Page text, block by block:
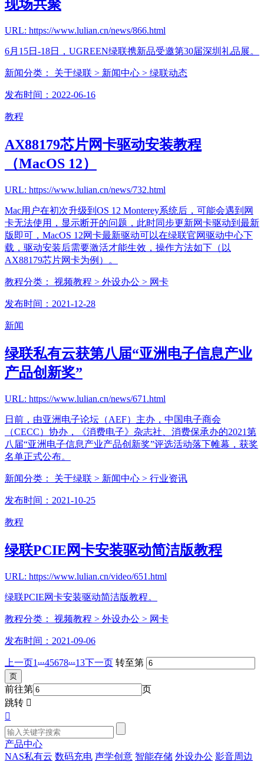
现场共聚
URL: https://www.lulian.cn/news/866.html
6月15日-18日，UGREEN绿联携新品受邀第30届深圳礼品展。
新闻分类： 关于绿联 > 新闻中心 > 绿联动态
发布时间：2022-06-16
教程
AX88179芯片网卡驱动安装教程
（MacOS 12）
URL: https://www.lulian.cn/news/732.html
Mac用户在初次升级到OS 12 Monterey系统后，可能会遇到网
卡无法使用，显示断开的问题，此时同步更新网卡驱动到最新
版即可，MacOS 12网卡最新驱动可以在绿联官网驱动中心下
载，驱动安装后需要激活才能生效，操作方法如下（以
AX88179芯片网卡为例）。
教程分类： 视频教程 > 外设办公 > 网卡
发布时间：2021-12-28
新闻
绿联私有云获第八届“亚洲电子信息产业
产品创新奖”
URL: https://www.lulian.cn/news/671.html
日前，由亚洲电子论坛（AEF）主办，中国电子商会
（CECC）协办，《消费电子》杂志社、消费保承办的2021第
八届“亚洲电子信息产业产品创新奖”评选活动落下帷幕，获奖
名单正式公布。
新闻分类： 关于绿联 > 新闻中心 > 行业资讯
发布时间：2021-10-25
教程
绿联PCIE网卡安装驱动简洁版教程
URL: https://www.lulian.cn/video/651.html
绿联PCIE网卡安装驱动简洁版教程。
教程分类： 视频教程 > 外设办公 > 网卡
发布时间：2021-09-06
上一页1...45678...13下一页 转至第
前往第
页
跳转 

产品中心
NAS私有云 数码充电 声学创意 智能存储 外设办公 影音周边